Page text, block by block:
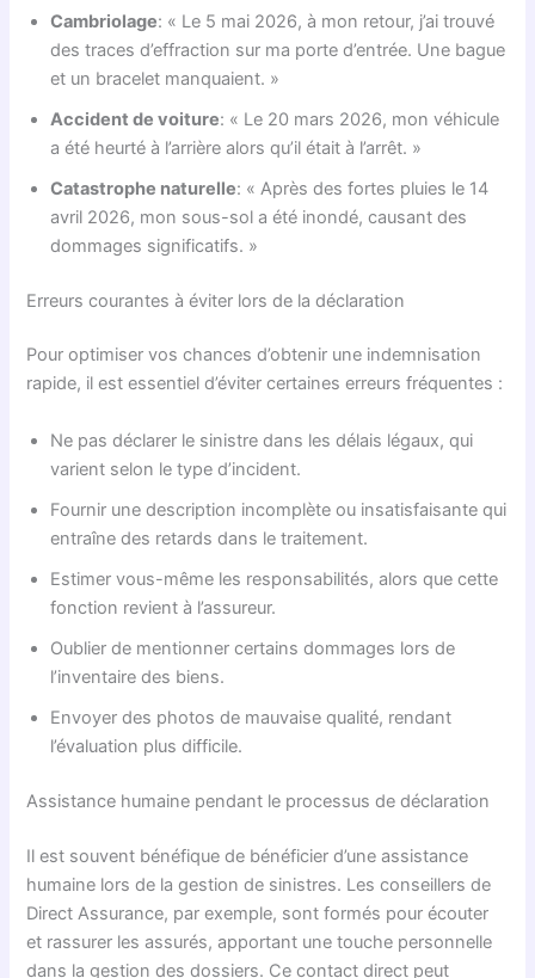
Cambriolage: « Le 5 mai 2026, à mon retour, j’ai trouvé
des traces d’effraction sur ma porte d’entrée. Une bague
et un bracelet manquaient. »
Accident de voiture: « Le 20 mars 2026, mon véhicule
a été heurté à l’arrière alors qu’il était à l’arrêt. »
Catastrophe naturelle: « Après des fortes pluies le 14
avril 2026, mon sous-sol a été inondé, causant des
dommages significatifs. »
Erreurs courantes à éviter lors de la déclaration
Pour optimiser vos chances d’obtenir une indemnisation
rapide, il est essentiel d’éviter certaines erreurs fréquentes :
Ne pas déclarer le sinistre dans les délais légaux, qui
varient selon le type d’incident.
Fournir une description incomplète ou insatisfaisante qui
entraîne des retards dans le traitement.
Estimer vous-même les responsabilités, alors que cette
fonction revient à l’assureur.
Oublier de mentionner certains dommages lors de
l’inventaire des biens.
Envoyer des photos de mauvaise qualité, rendant
l’évaluation plus difficile.
Assistance humaine pendant le processus de déclaration
Il est souvent bénéfique de bénéficier d’une assistance
humaine lors de la gestion de sinistres. Les conseillers de
Direct Assurance, par exemple, sont formés pour écouter
et rassurer les assurés, apportant une touche personnelle
dans la gestion des dossiers. Ce contact direct peut